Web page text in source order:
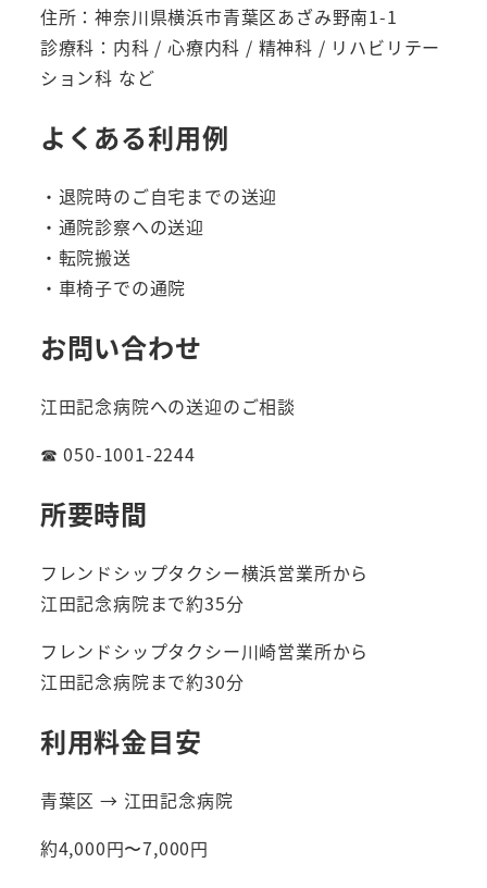
住所：神奈川県横浜市青葉区あざみ野南1-1
診療科：内科 / 心療内科 / 精神科 / リハビリテー
ション科 など
よくある利用例
・退院時のご自宅までの送迎
・通院診察への送迎
・転院搬送
・車椅子での通院
お問い合わせ
江田記念病院への送迎のご相談
☎ 050-1001-2244
所要時間
フレンドシップタクシー横浜営業所から
江田記念病院まで約35分
フレンドシップタクシー川崎営業所から
江田記念病院まで約30分
利用料金目安
青葉区 → 江田記念病院
約4,000円〜7,000円